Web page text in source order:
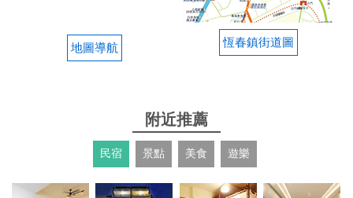
蛋餅好吃，追加一份，菜包和肉包各有千秋，在地人
幾乎都只吃肉包。
2025-04-27 09:03:38
蛋餅本身不會不好吃 但提供搭配的醬料實在很死鹹
法國吐司也很不法國吐司 無論是內料或外層都讓人問
號 無糖豆漿沒有豆香 可以不用特別來吃的店
地圖導航 恆春鎮街道圖
附近推薦
民宿 景點 美食 遊樂